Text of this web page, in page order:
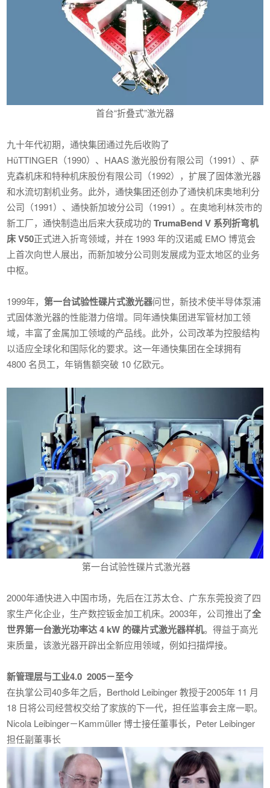
首台“折叠式”激光器
九十年代初期，通快集团通过先后收购了
HüTTINGER（1990）、HAAS 激光股份有限公司（1991）、萨
克森机床和特种机床股份有限公司（1992），扩展了固体激光器
和水流切割机业务。此外，通快集团还创办了通快机床奥地利分
公司（1991）、通快新加坡分公司（1991）。在奥地利林茨市的
新工厂，通快制造出后来大获成功的TrumaBend V 系列折弯机
床 V50正式进入折弯领域，并在 1993 年的汉诺威 EMO 博览会
上首次向世人展出，而新加坡分公司则发展成为亚太地区的业务
中枢。
1999年，第一台试验性碟片式激光器问世，新技术使半导体泵浦
式固体激光器的性能潜力倍增。同年通快集团进军管材加工领
域，丰富了金属加工领域的产品线。此外，公司改革为控股结构
以适应全球化和国际化的要求。这一年通快集团在全球拥有
4800 名员工，年销售额突破 10 亿欧元。
第一台试验性碟片式激光器
2000年通快进入中国市场，先后在江苏太仓、广东东莞投资了四
家生产化企业，生产数控钣金加工机床。2003年，公司推出了全
世界第一台激光功率达 4 kW 的碟片式激光器样机。得益于高光
束质量，该激光器开辟出全新应用领域，例如扫描焊接。
新管理层与工业4.0 2005－至今
在执掌公司40多年之后，Berthold Leibinger 教授于2005年 11 月
18 日将公司经营权交给了家族的下一代，担任监事会主席一职。
Nicola Leibinger－Kammüller 博士接任董事长，Peter Leibinger
担任副董事长